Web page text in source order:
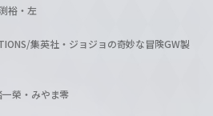
裕・左
集英社・ジョジョの奇妙な冒険GW製
榮・みやま零